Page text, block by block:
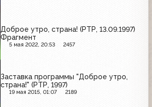
Доброе утро, страна! (РТР, 13.09.1997)
Фрагмент
5 мая 2022, 20:53 2457
Заставка программы "Доброе утро,
страна!" (РТР, 1997)
19 мая 2015, 01:07 2189